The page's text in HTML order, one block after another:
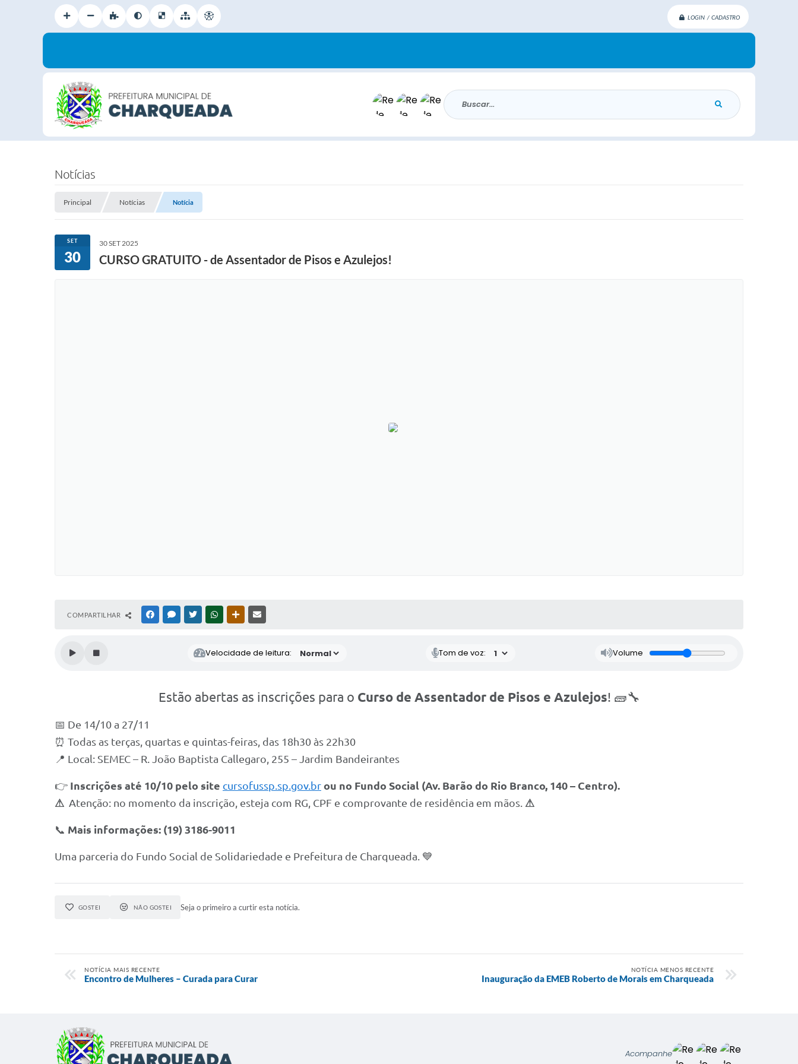
LOGIN / CADASTRO
Buscar...
Notícias
Principal Notícias Notícia
SET
30
30 SET 2025
CURSO GRATUITO - de Assentador de Pisos e Azulejos!
COMPARTILHAR FACEBOOKMESSENGER
TWITTERWHATSAPPOUTRAS MÍDIAS
Velocidade de leitura: Tom de voz: Volume
Estão abertas as inscrições para o Curso de Assentador de Pisos e Azulejos! 🧱🔧
📅 De 14/10 a 27/11
⏰ Todas as terças, quartas e quintas-feiras, das 18h30 às 22h30
📍 Local: SEMEC – R. João Baptista Callegaro, 255 – Jardim Bandeirantes
👉 Inscrições até 10/10 pelo site cursofussp.sp.gov.br ou no Fundo Social (Av. Barão do Rio Branco, 140 – Centro).
⚠ Atenção: no momento da inscrição, esteja com RG, CPF e comprovante de residência em mãos. ⚠
📞 Mais informações: (19) 3186-9011
Uma parceria do Fundo Social de Solidariedade e Prefeitura de Charqueada. 💙
GOSTEI NÃO GOSTEI Seja o primeiro a curtir esta notícia.
NOTÍCIA MAIS RECENTE
Encontro de Mulheres – Curada para Curar
NOTÍCIA MENOS RECENTE
Inauguração da EMEB Roberto de Morais em Charqueada
Acompanhe